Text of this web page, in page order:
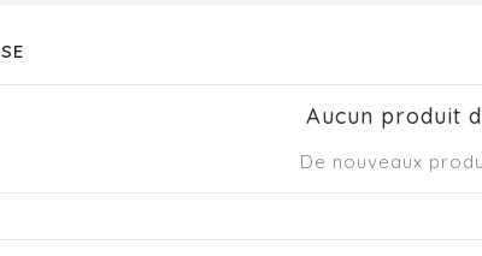
Aucun produit
De nouveaux